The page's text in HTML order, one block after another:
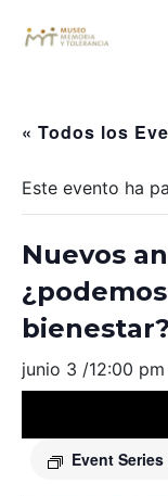
« Todos los
Este evento ha
Nuevos
bienestar?
junio 3 /12:00 pm
Event Series